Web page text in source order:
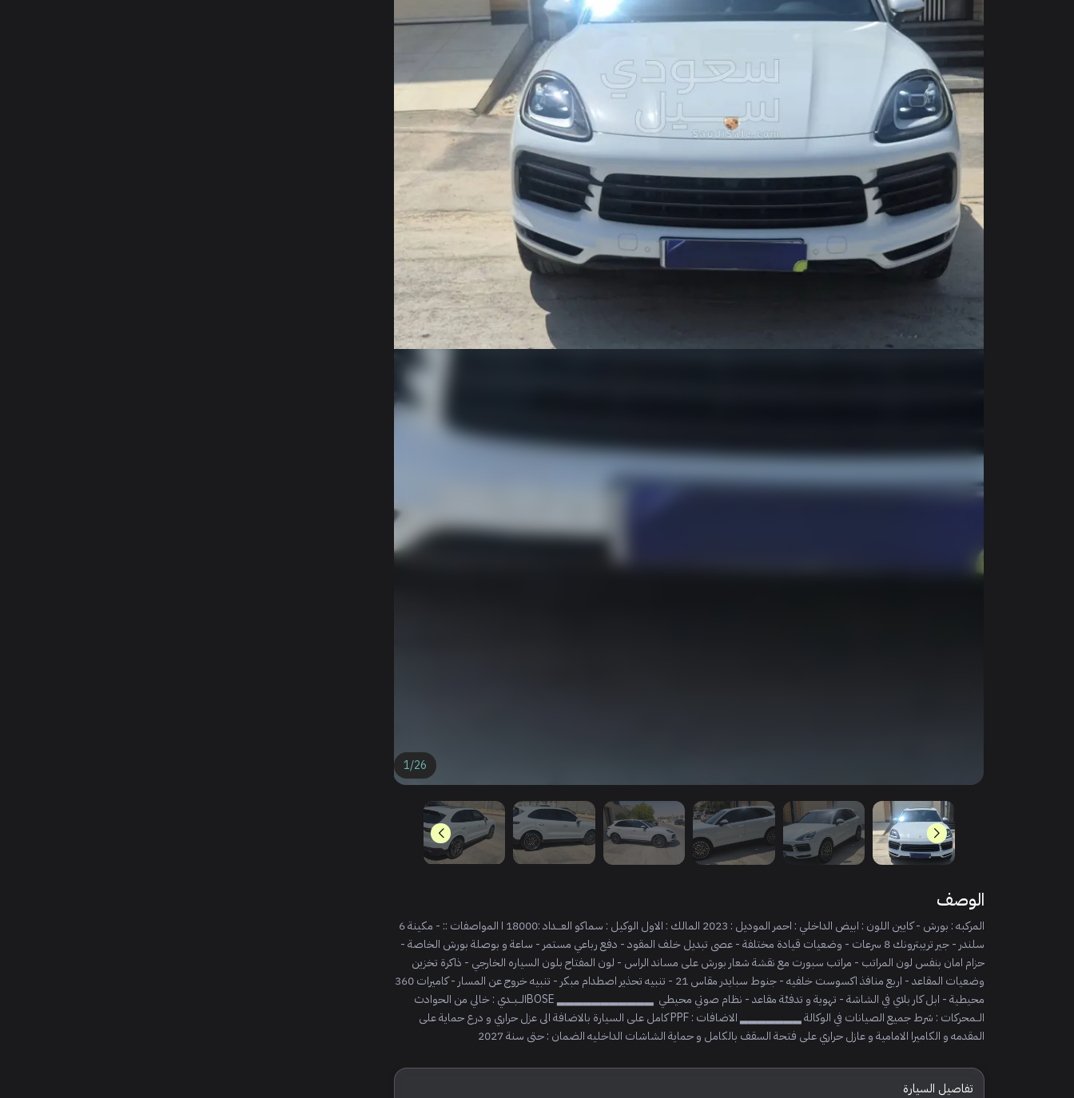
1/26
الوصف
المركبه : بورش - كايين اللون : ابيض الداخلي : احمر الموديل : 2023 المالك : الاول الوكيل : سماكو العـــداد :18000 ا المواصفات :: ‎- مكينة 6
سلندر ‎- جير تريبترونك 8 سرعات ‎- ⁠وضعيات قيادة مختلفة ‎- ⁠عصى تبديل خلف المقود ‎- ⁠دفع رباعي مستمر ‎- ⁠ساعة و بوصلة بورش الخاصة ‎-
⁠حزام امان بنفس لون المراتب ‎- ⁠مراتب سبورت مع نقشة شعار بورش على مساند الراس ‎- ⁠لون المفتاح بلون السياره الخارجي ‎- ⁠ذاكرة تخزين
وضعيات المقاعد ‎- ⁠اربع منافذ اكسوست خلفيه ‎- ⁠جنوط سبايدر مقاس 21 ‎- ⁠تنبيه تحذير اصطدام مبكر ‎- ⁠تنبيه خروج عن المسار ‎- ⁠كاميرات 360
محيطية ‎- ⁠ابل كار بلاي في الشاشة ‎- ⁠تهوية و تدفئة مقاعد ‎- ⁠نظام صوتي محيطي BOSE ▂▂▂▂▂▂▂▂▂▂▂ ‎الــبــدي : خالي من الحوادث
‎الــمحركات : شرط جميع الصيانات في الوكالة ▂▂▂▂▂▂▂ الاضافات : ‏PPF كامل على السيارة بالاضافة الى عزل حراري و درع حماية على
المقدمه و الكاميرا الامامية و عازل حراري على فتحة السقف بالكامل و حماية الشاشات الداخليه الضمان : حتى سنة 2027
تفاصيل السيارة